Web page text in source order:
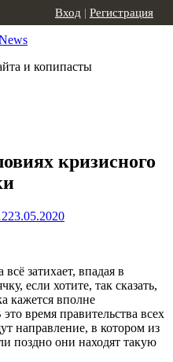
и копипасты
Вход | Регистрация
кризисного
23.05.2020
затихает, впадая в
если хотите, так сказать,
кажется вполне
время правительства всех
направление, в котором из
поздно они находят такую